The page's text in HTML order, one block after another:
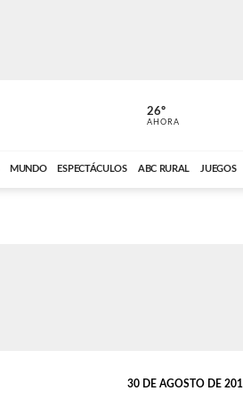
ABC CARDINAL
26º
AHORA
MUNDO ESPECTÁCULOS ABC RURAL JUEGOS
30 DE AGOSTO DE